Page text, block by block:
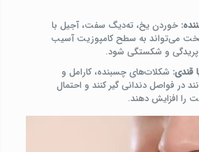
خوردن یخ، ته‌دیگ سفت، آجیل با
می‌تواند به سطح کامپوزیت آسیب
و شکستگی شود.
قندی: شکلات‌های چسبنده، کارامل و
در فواصل دندانی گیر کنند و احتمال
را افزایش دهند.